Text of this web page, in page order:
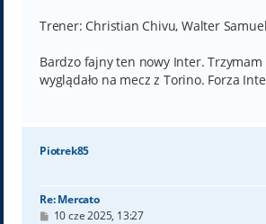
Trener: Christian Chivu, Walter
Bardzo fajny ten nowy Inter.
wyglądało na mecz z Torino. Forza
Piotrek85
Re: Mercato
P10 cze 2025, 13:27